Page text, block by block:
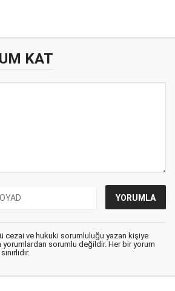
KAT
cezai ve hukuki sorumluluğu yazan kişiye
yorumlardan sorumlu değildir. Her bir yorum